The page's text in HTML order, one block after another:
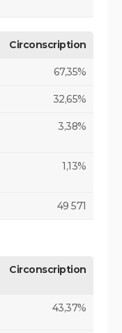
Circonscription
67,35%
32,65%
3,38%
1,13%
49 571
Circonscription
43,37%